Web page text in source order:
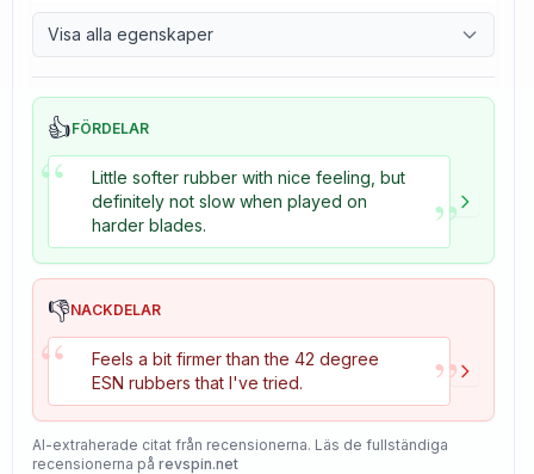
Control 9.4
Tackiness 2.0
Visa alla egenskaper
👍FÖRDELAR
“
Little softer rubber with nice feeling, but
definitely not slow when played on
harder blades.
”
👎NACKDELAR
“
Feels a bit firmer than the 42 degree
ESN rubbers that I've tried.
”
AI-extraherade citat från recensionerna. Läs de fullständiga
recensionerna på revspin.net